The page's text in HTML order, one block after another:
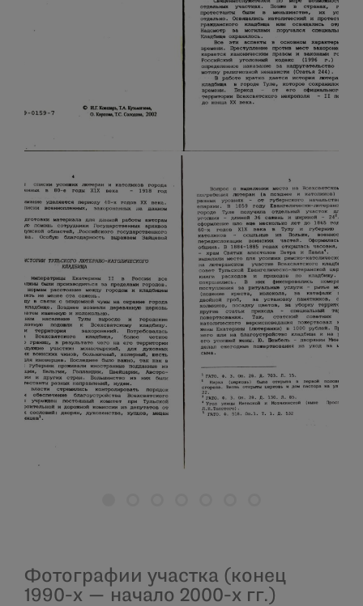
Фотографии участка (конец
1990-х — начало 2000-х гг.)